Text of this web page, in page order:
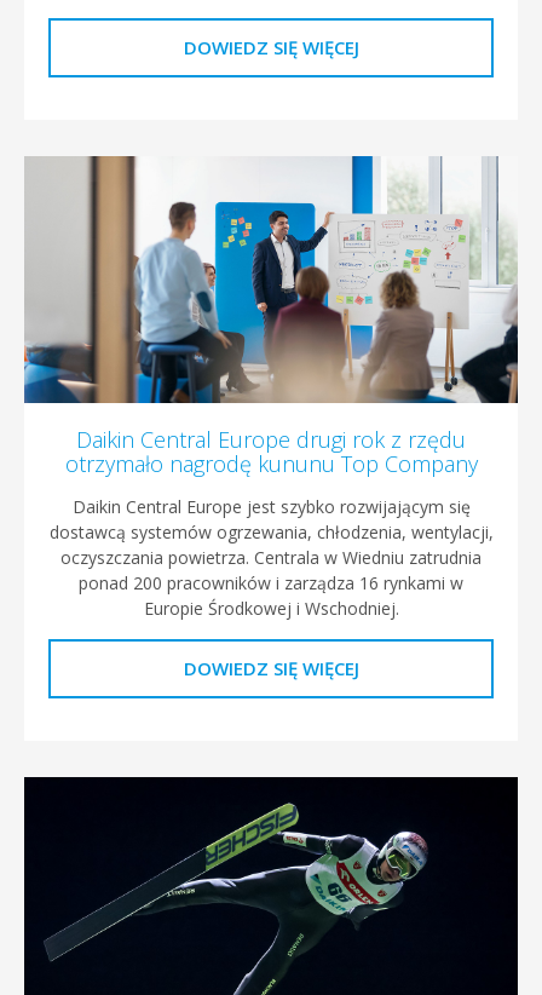
DOWIEDZ SIĘ WIĘCEJ
Daikin Central Europe drugi rok z rzędu
otrzymało nagrodę kununu Top Company
Daikin Central Europe jest szybko rozwijającym się
dostawcą systemów ogrzewania, chłodzenia, wentylacji,
oczyszczania powietrza. Centrala w Wiedniu zatrudnia
ponad 200 pracowników i zarządza 16 rynkami w
Europie Środkowej i Wschodniej.
DOWIEDZ SIĘ WIĘCEJ